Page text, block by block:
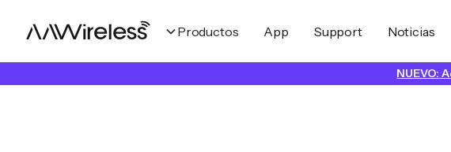
Productos App Support Noticias
NUEVO: